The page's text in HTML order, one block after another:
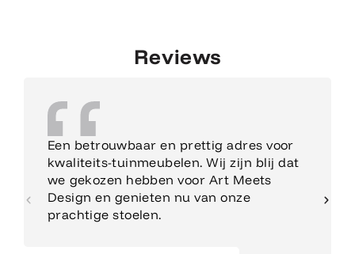
Reviews
Een betrouwbaar en prettig adres voor
kwaliteits-tuinmeubelen. Wij zijn blij dat
we gekozen hebben voor Art Meets
Design en genieten nu van onze
prachtige stoelen.